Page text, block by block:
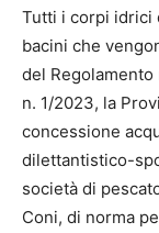
Tutti i corpi idrici
bacini che
del Regolamento
n. 1/2023, la
concessione
dilettantistico-
società di
Coni, di norma